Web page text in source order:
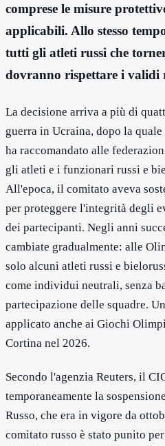
comprese le misure
applicabili. Allo stesso
tutti gli atleti russi che
dovranno rispettare i validi
La decisione arriva a più di
guerra in Ucraina, dopo la
ha raccomandato alle
gli atleti e i funzionari russi e
All'epoca, il comitato aveva
per proteggere l'integrità degli
dei partecipanti. Negli anni
cambiate gradualmente: alle
solo alcuni atleti russi e
come individui neutrali, senza
partecipazione delle squadre.
applicato anche ai Giochi
Cortina nel 2026.
Secondo l'agenzia Reuters, il
temporaneamente la
Russo, che era in vigore da
comitato russo è stato punito